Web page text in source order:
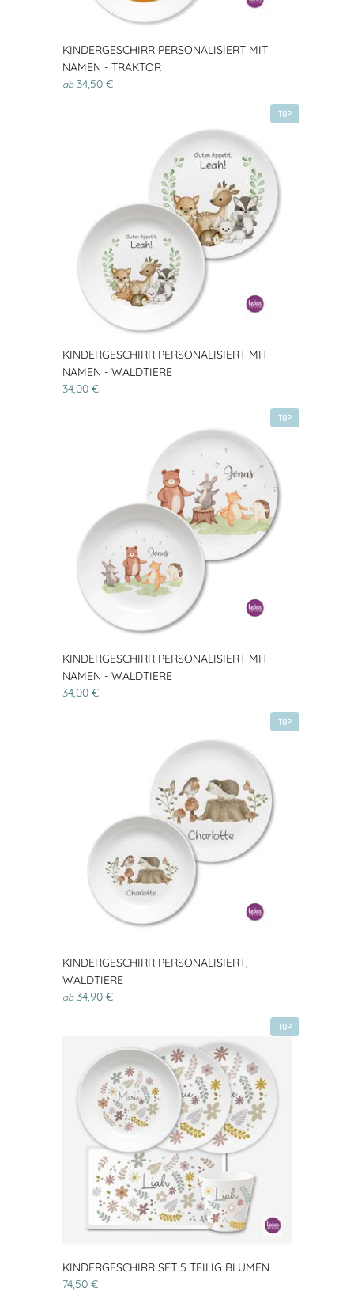
KINDERGESCHIRR PERSONALISIERT MIT
NAMEN - TRAKTOR
ab34,50 €
TOP
KINDERGESCHIRR PERSONALISIERT MIT
NAMEN - WALDTIERE
34,00 €
TOP
KINDERGESCHIRR PERSONALISIERT MIT
NAMEN - WALDTIERE
34,00 €
TOP
KINDERGESCHIRR PERSONALISIERT,
WALDTIERE
ab34,90 €
TOP
KINDERGESCHIRR SET 5 TEILIG BLUMEN
74,50 €